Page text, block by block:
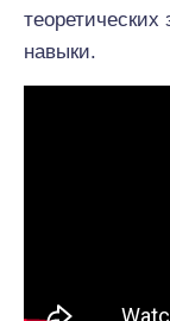
навыки.